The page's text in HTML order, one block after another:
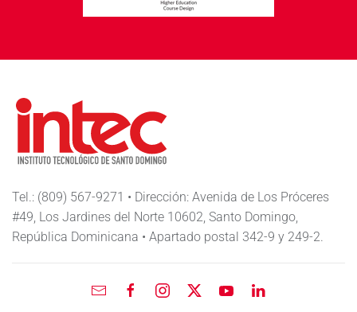
Tel.: (809) 567-9271 • Dirección: Avenida de Los Próceres
#49, Los Jardines del Norte 10602, Santo Domingo,
República Dominicana • Apartado postal 342-9 y 249-2.